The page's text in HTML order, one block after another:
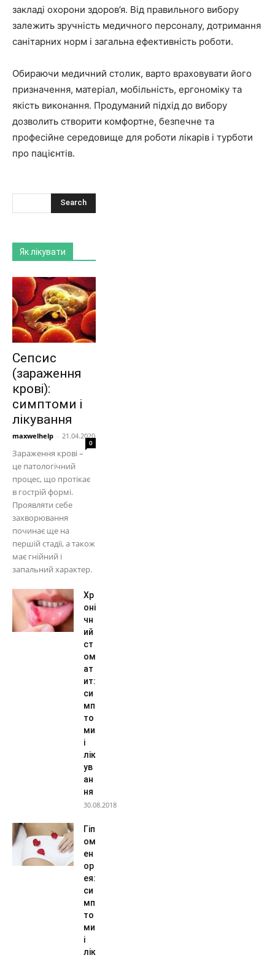
закладі охорони здоров’я. Від правильного вибору
залежить зручність медичного персоналу, дотримання
санітарних норм і загальна ефективність роботи.
Обираючи медичний столик, варто враховувати його
призначення, матеріал, мобільність, ергономіку та
якість виконання. Продуманий підхід до вибору
дозволить створити комфортне, безпечне та
професійне середовище для роботи лікарів і турботи
про пацієнтів.
Як лікувати
Сепсис
(зараження
крові):
симптоми і
лікування
maxwelhelp - 21.04.2020
0
Зараження крові –
це патологічний
процес, що протікає
в гострій формі.
Проявляти себе
захворювання
починає ще на
першій стадії, а також
має гнійний і
запальний характер.
Хр
оні
чн
ий
ст
ом
ат
ит:
си
мп
то
ми
і
лік
ув
ан
ня
30.08.2018
Гіп
ом
ен
ор
ея:
си
мп
то
ми
і
лік